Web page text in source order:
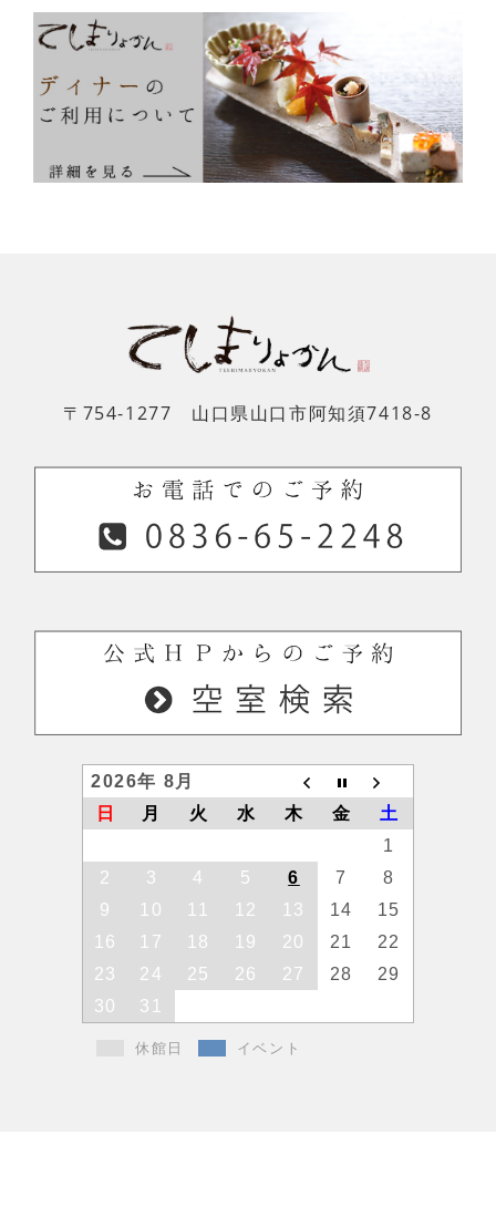
〒754-1277 山口県山口市阿知須7418-8
2026年 8月
日
月 火 水 木 金
土
1
2
3 4 5 6 7
8
9
10 11 12 13 14
15
16
17 18 19 20 21
22
23
24 25 26 27 28
29
30
31
休館日 イベント